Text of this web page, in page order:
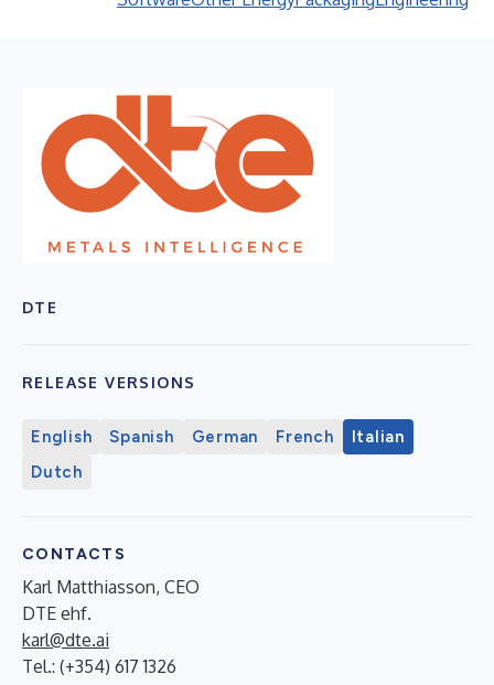
DTE
RELEASE VERSIONS
English Spanish German French
Italian
Dutch
CONTACTS
Karl Matthiasson, CEO
DTE ehf.
karl@dte.ai
Tel.: (+354) 617 1326